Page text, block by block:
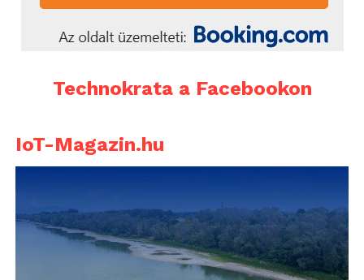
Technokrata a Facebookon
IoT-Magazin.hu